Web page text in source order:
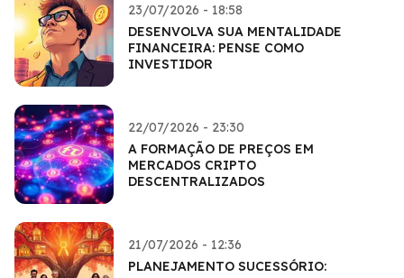
23/07/2026 - 18:58
DESENVOLVA SUA MENTALIDADE
FINANCEIRA: PENSE COMO
INVESTIDOR
22/07/2026 - 23:30
A FORMAÇÃO DE PREÇOS EM
MERCADOS CRIPTO
DESCENTRALIZADOS
21/07/2026 - 12:36
PLANEJAMENTO SUCESSÓRIO: